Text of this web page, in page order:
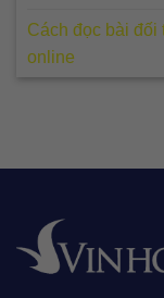
Cách đọc bài
online